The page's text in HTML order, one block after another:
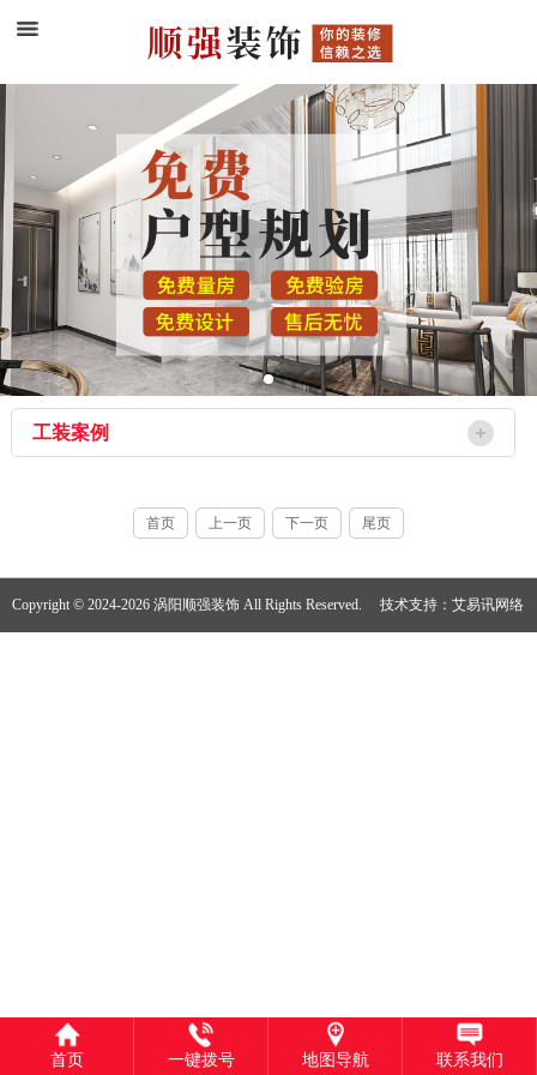
工装案例
首页 上一页 下一页 尾页
Copyright © 2024-2026 涡阳顺强装饰 All Rights Reserved. 技术支持：艾易讯网络
首页 一键拨号 地图导航 联系我们